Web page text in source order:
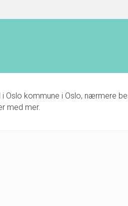
i Oslo kommune i Oslo, nærmere
med mer.